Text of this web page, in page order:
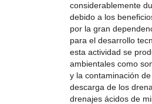
considerablemente
debido a los
por la gran
para el desarrollo
esta actividad se
ambientales como
y la contaminación
descarga de los
drenajes ácidos de